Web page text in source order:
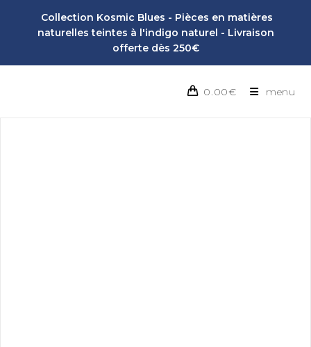
Collection Kosmic Blues - Pièces en matières
naturelles teintes à l'indigo naturel - Livraison
offerte dès 250€
0.00€ menu